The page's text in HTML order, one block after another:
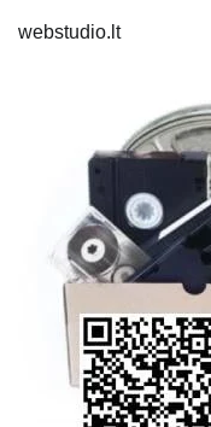
webstudio.lt